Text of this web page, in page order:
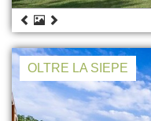
OLTRE LA SIEPE